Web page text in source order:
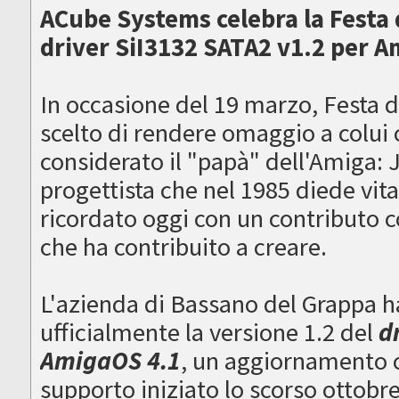
ACube Systems celebra la
driver SiI3132 SATA2 v1.2 per
In occasione del 19 marzo, Festa
scelto di rendere omaggio a colui
considerato il "papà" dell'Amiga:
progettista che nel 1985 diede
ricordato oggi con un contributo
che ha contribuito a creare.
L'azienda di Bassano del Grappa
ufficialmente la versione 1.2 del
AmigaOS 4.1, un aggiornamento
supporto iniziato lo scorso